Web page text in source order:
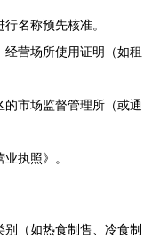
名称预先核准。
营场所使用证明（如租
市场监督管理所（或通
执照》。
别（如热食制售、冷食制